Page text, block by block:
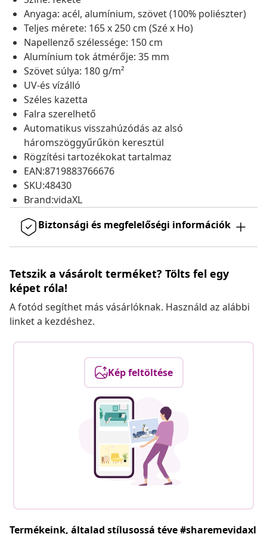
Anyaga: acél, alumínium, szövet (100% poliészter)
Teljes mérete: 165 x 250 cm (Szé x Ho)
Napellenző szélessége: 150 cm
Alumínium tok átmérője: 35 mm
Szövet súlya: 180 g/m²
UV-és vízálló
Széles kazetta
Falra szerelhető
Automatikus visszahúzódás az alsó
háromszöggyűrűkön keresztül
Rögzítési tartozékokat tartalmaz
EAN:8719883766676
SKU:48430
Brand:vidaXL
Biztonsági és megfelelőségi információk
Tetszik a vásárolt terméket? Tölts fel egy
képet róla!
A fotód segíthet más vásárlóknak. Használd az alábbi
linket a kezdéshez.
Kép feltöltése
Termékeink, általad stílusossá téve #sharemevidaxl